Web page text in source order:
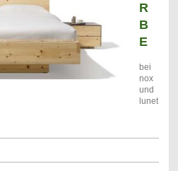
R
B
E
bei
nox
und
lunet